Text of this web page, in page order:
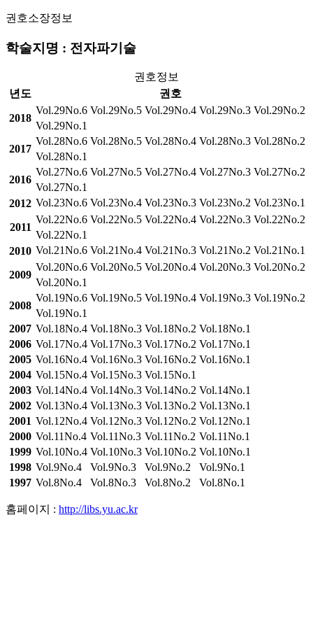
권호소장정보
학술지명 : 전자파기술
권호정보
년도
권호
2018
Vol.29No.6 Vol.29No.5 Vol.29No.4 Vol.29No.3 Vol.29No.2
Vol.29No.1
2017
Vol.28No.6 Vol.28No.5 Vol.28No.4 Vol.28No.3 Vol.28No.2
Vol.28No.1
2016
Vol.27No.6 Vol.27No.5 Vol.27No.4 Vol.27No.3 Vol.27No.2
Vol.27No.1
2012 Vol.23No.6 Vol.23No.4 Vol.23No.3 Vol.23No.2 Vol.23No.1
2011
Vol.22No.6 Vol.22No.5 Vol.22No.4 Vol.22No.3 Vol.22No.2
Vol.22No.1
2010 Vol.21No.6 Vol.21No.4 Vol.21No.3 Vol.21No.2 Vol.21No.1
2009
Vol.20No.6 Vol.20No.5 Vol.20No.4 Vol.20No.3 Vol.20No.2
Vol.20No.1
2008
Vol.19No.6 Vol.19No.5 Vol.19No.4 Vol.19No.3 Vol.19No.2
Vol.19No.1
2007 Vol.18No.4 Vol.18No.3 Vol.18No.2 Vol.18No.1
2006 Vol.17No.4 Vol.17No.3 Vol.17No.2 Vol.17No.1
2005 Vol.16No.4 Vol.16No.3 Vol.16No.2 Vol.16No.1
2004 Vol.15No.4 Vol.15No.3 Vol.15No.1
2003 Vol.14No.4 Vol.14No.3 Vol.14No.2 Vol.14No.1
2002 Vol.13No.4 Vol.13No.3 Vol.13No.2 Vol.13No.1
2001 Vol.12No.4 Vol.12No.3 Vol.12No.2 Vol.12No.1
2000 Vol.11No.4 Vol.11No.3 Vol.11No.2 Vol.11No.1
1999 Vol.10No.4 Vol.10No.3 Vol.10No.2 Vol.10No.1
1998 Vol.9No.4 Vol.9No.3 Vol.9No.2
Vol.9No.1
1997 Vol.8No.4 Vol.8No.3 Vol.8No.2 Vol.8No.1
홈페이지 : http://libs.yu.ac.kr